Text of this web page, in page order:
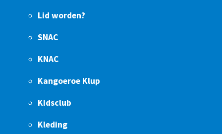
Lid worden?
SNAC
KNAC
Kangoeroe Klup
Kidsclub
Kleding